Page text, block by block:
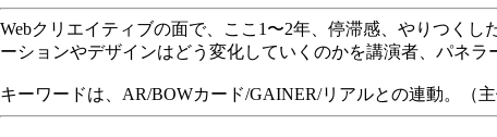
Webクリエイティブの面で、ここ1〜2年、停滞感、やりつく
ーションやデザインはどう変化していくのかを講演者、パネ
キーワードは、AR/BOWカード/GAINER/リアルとの連動。（主